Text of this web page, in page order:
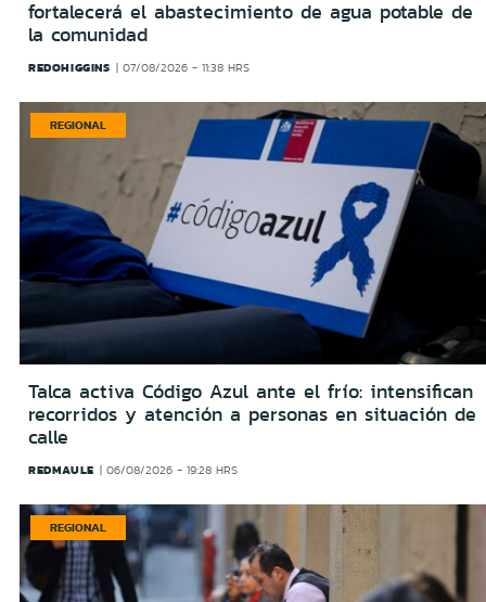
fortalecerá el abastecimiento de agua potable de
la comunidad
REDOHIGGINS 07/08/2026 - 11:38 HRS
REGIONAL
Talca activa Código Azul ante el frío: intensifican
recorridos y atención a personas en situación de
calle
REDMAULE 06/08/2026 - 19:28 HRS
REGIONAL